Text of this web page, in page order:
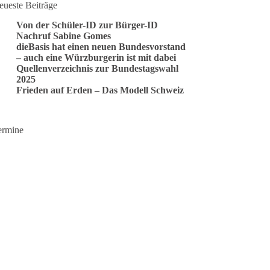
Beiträge
Von der Schüler-ID zur Bürger-ID
Nachruf Sabine Gomes
dieBasis hat einen neuen Bundesvorstand
– auch eine Würzburgerin ist mit dabei
Quellenverzeichnis zur Bundestagswahl
2025
Frieden auf Erden – Das Modell Schweiz